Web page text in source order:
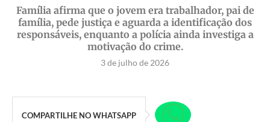
Família afirma que o jovem era trabalhador, pai de
família, pede justiça e aguarda a identificação dos
responsáveis, enquanto a polícia ainda investiga a
motivação do crime.
3 de julho de 2026
COMPARTILHE NO WHATSAPP